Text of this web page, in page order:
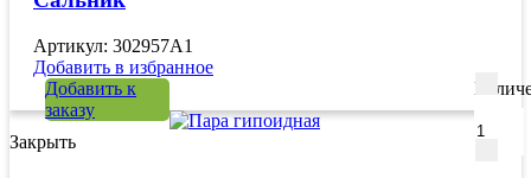
Артикул: 302957A1
Добавить в избранное
Добавить к
заказу
Закрыть